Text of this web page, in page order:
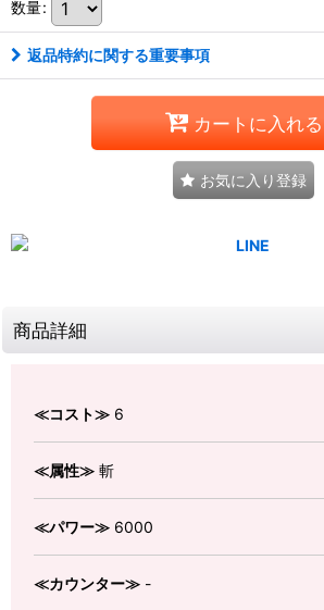
数量:
返品特約に関する重要事項
カートに入れる
お気に入り登録
商品詳細
≪コスト≫ 6
≪属性≫ 斬
≪パワー≫ 6000
≪カウンター≫ -